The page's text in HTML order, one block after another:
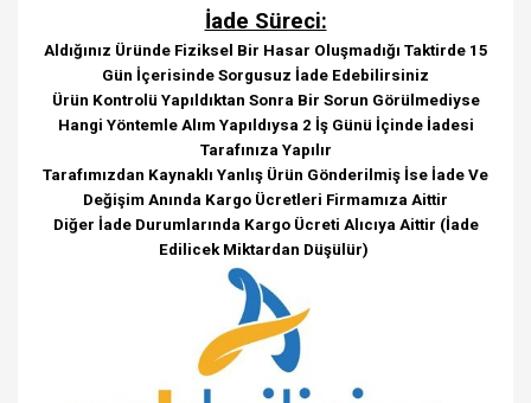
İade Süreci:
Aldığınız Üründe Fiziksel Bir Hasar Oluşmadığı Taktirde 15
Gün İçerisinde Sorgusuz İade Edebilirsiniz
Ürün Kontrolü Yapıldıktan Sonra Bir Sorun Görülmediyse
Hangi Yöntemle Alım Yapıldıysa 2 İş Günü İçinde İadesi
Tarafınıza Yapılır
Tarafımızdan Kaynaklı Yanlış Ürün Gönderilmiş İse İade Ve
Değişim Anında Kargo Ücretleri Firmamıza Aittir
Diğer İade Durumlarında Kargo Ücreti Alıcıya Aittir (İade
Edilicek Miktardan Düşülür)